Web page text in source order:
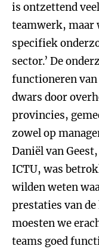
is ontzettend
teamwerk, maar
specifiek
sector.’ De
functioneren
dwars door
provincies,
zowel op
Daniël van
ICTU, was
wilden weten
prestaties van
moesten we
teams goed